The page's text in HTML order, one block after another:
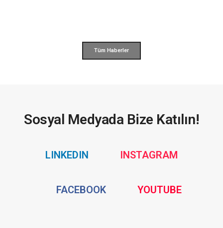
Tüm Haberler
Sosyal Medyada Bize Katılın!
LINKEDINSocial INSTAGRAMSocial
FACEBOOKSocial YOUTUBESocial